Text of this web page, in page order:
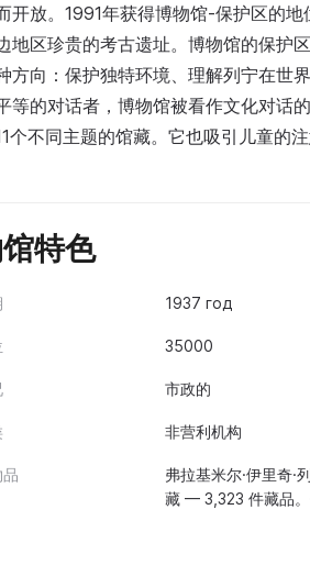
开放。1991年获得博物馆-保护区的
地区珍贵的考古遗址。博物馆的保护
方向：保护独特环境、理解列宁在世
等的对话者，博物馆被看作文化对话
个不同主题的馆藏。它也吸引儿童的
特色
1937 год
35000
市政的
非营利机构
弗拉基米尔·伊里奇
藏 — 3,323 件藏品。